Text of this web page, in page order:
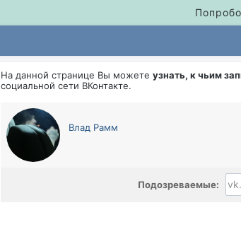
На данной странице Вы можете узнать, к чьим
социальной сети ВКонтакте.
лад Рамм
Подозреваемые: